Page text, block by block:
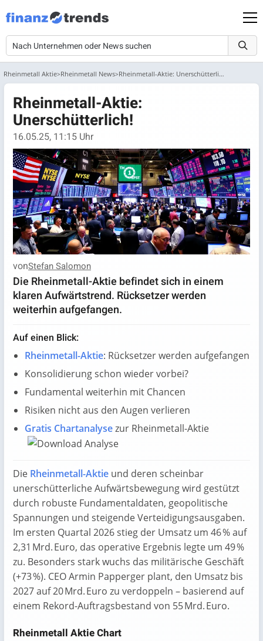
Rheinmetall Aktie Rheinmetall News Rheinmetall-Aktie: Unerschütterlich!
Rheinmetall-Aktie:
Unerschütterlich!
16.05.25, 11:15 Uhr
vonStefan Salomon
Die Rheinmetall-Aktie befindet sich in einem
klaren Aufwärtstrend. Rücksetzer werden
weiterhin aufgefangen.
Auf einen Blick:
Rheinmetall-Aktie: Rücksetzer werden aufgefangen
Konsolidierung schon wieder vorbei?
Fundamental weiterhin mit Chancen
Risiken nicht aus den Augen verlieren
Gratis Chartanalysezur Rheinmetall-Aktie
Die Rheinmetall-Aktie und deren scheinbar
unerschütterliche Aufwärtsbewegung wird gestützt
durch robuste Fundamentaldaten, geopolitische
Spannungen und steigende Verteidigungsausgaben.
Im ersten Quartal 2026 stieg der Umsatz um 46 % auf
2,31 Mrd. Euro, das operative Ergebnis legte um 49 %
zu. Besonders stark wuchs das militärische Geschäft
(+73 %). CEO Armin Papperger plant, den Umsatz bis
2027 auf 20 Mrd. Euro zu verdoppeln – basierend auf
einem Rekord-Auftragsbestand von 55 Mrd. Euro.
Rheinmetall Aktie Chart